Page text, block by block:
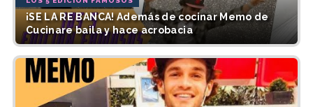
¡SE LA RE BANCA! Además de cocinar Memo de
Cucinare baila y hace acrobacia